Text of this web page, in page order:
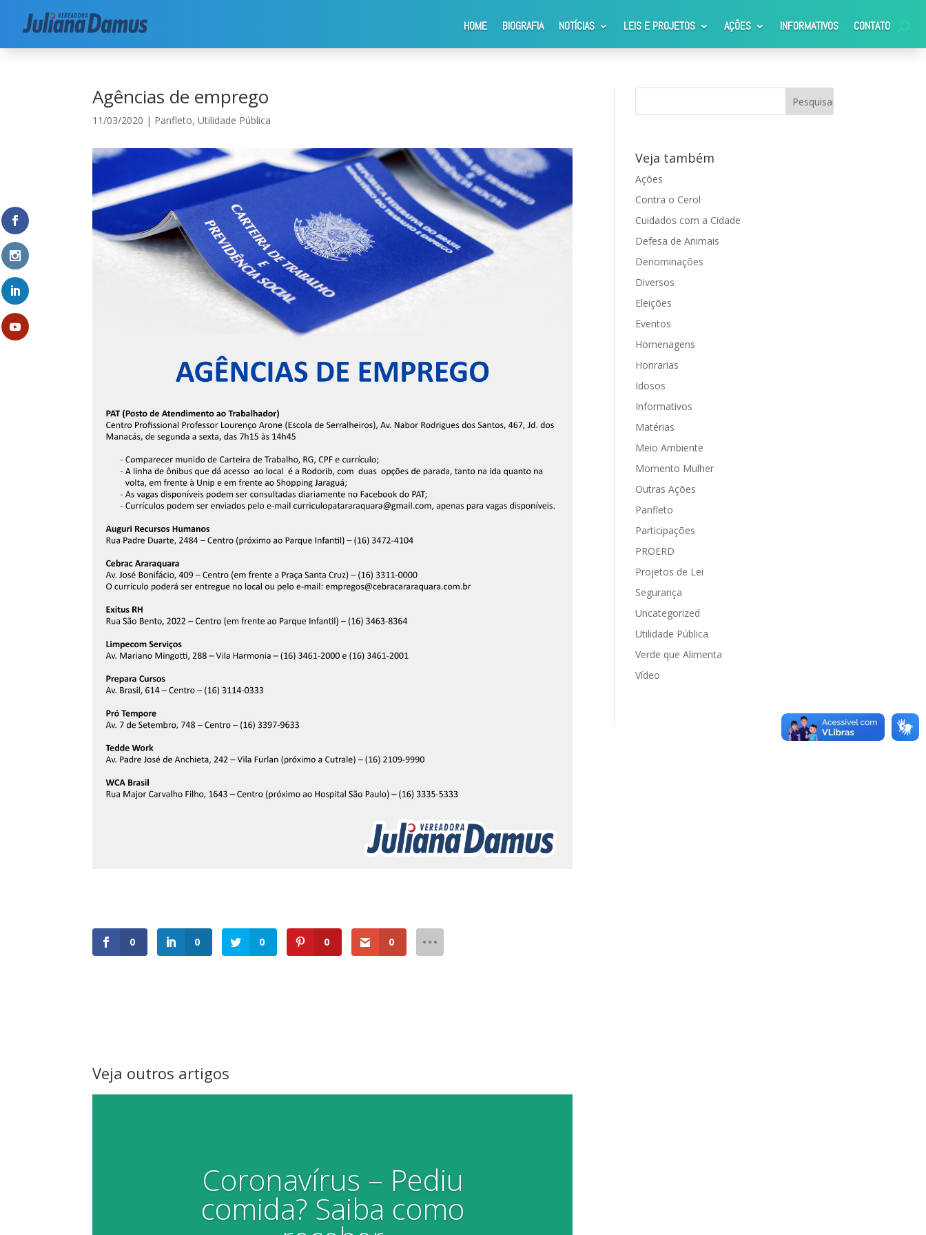
HOME BIOGRAFIA NOTÍCIAS LEIS E PROJETOS AÇÕES INFORMATIVOS CONTATO
Início|Utilidade Pública
Agências de emprego
11/03/2020 | Panfleto,Utilidade Pública
0 0 0 0 0
Veja outros artigos
Coronavírus – Pediu
comida? Saiba como
Veja também
Ações
Contra o Cerol
Cuidados com a Cidade
Defesa de Animais
Denominações
Diversos
Eleições
Eventos
Homenagens
Honrarias
Idosos
Informativos
Matérias
Meio Ambiente
Momento Mulher
Outras Ações
Panfleto
Participações
PROERD
Projetos de Lei
Segurança
Uncategorized
Utilidade Pública
Verde que Alimenta
Vídeo